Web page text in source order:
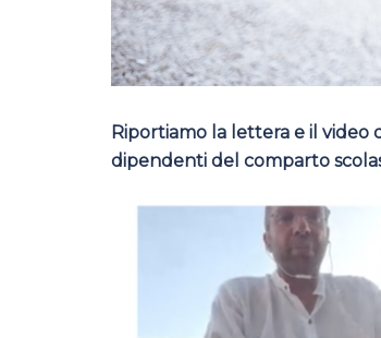
Riportiamo la lettera e il video
dipendenti del comparto